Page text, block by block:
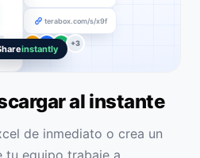
terabox.com/s/x9f
M +3
instantly
al instante
de inmediato o crea un
tu equipo trabaje a